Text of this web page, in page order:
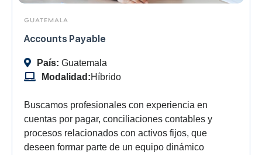
GUATEMALA
Accounts Payable
País: Guatemala
Modalidad:Híbrido
Buscamos profesionales con experiencia en
cuentas por pagar, conciliaciones contables y
procesos relacionados con activos fijos, que
deseen formar parte de un equipo dinámico